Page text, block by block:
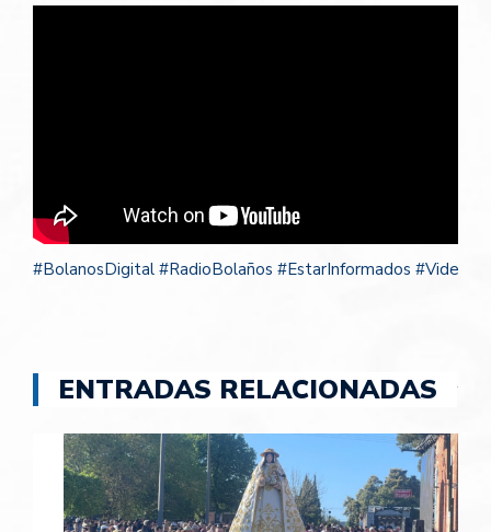
#BolanosDigital #RadioBolaños #EstarInformados #
ENTRADAS RELACIONADAS